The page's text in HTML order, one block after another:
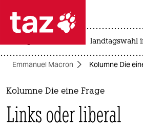
 taz zahl ich
taz zahl ich
themen
politik
landtagswahl
Emmanuel Macron Kolumne Die
Kolumne Die eine Frage
Links oder liberal